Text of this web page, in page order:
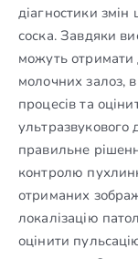
діагностики
соска. Завдяки
можуть отримати
молочних залоз,
процесів та
правильне
контролю
отриманих
локалізацію
оцінити